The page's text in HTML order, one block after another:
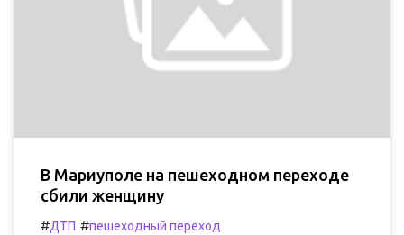
В Мариуполе на пешеходном переходе
сбили женщину
#ДТП #пешеходный переход